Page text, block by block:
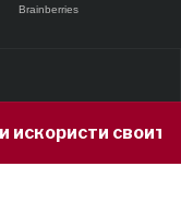
своите